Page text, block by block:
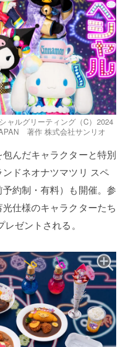
ャルグリーティング（C）2024
著作 株式会社サンリオ
んだキャラクターと特別
ドネオナツマツリ スペ
約制・有料）も開催。参
仕様のキャラクターたち
ゼントされる。